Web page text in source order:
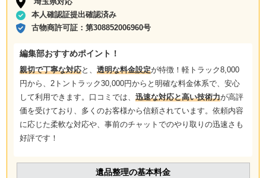
本人確認証提出確認済み
古物商許可証：第308852006960号
編集部おすすめポイント！
親切で丁寧な対応と、 透明な料金設定が特徴！軽トラック8,000
円から、2トントラック30,000円からと明確な料金体系で、安心
して利用できます。口コミでは、 迅速な対応と高い技術力が高評
価を受けており、多くのお客様から信頼されています。依頼内容
に応じた柔軟な対応や、事前のチャットでのやり取りの迅速さも
好評です！
遺品整理の基本料金